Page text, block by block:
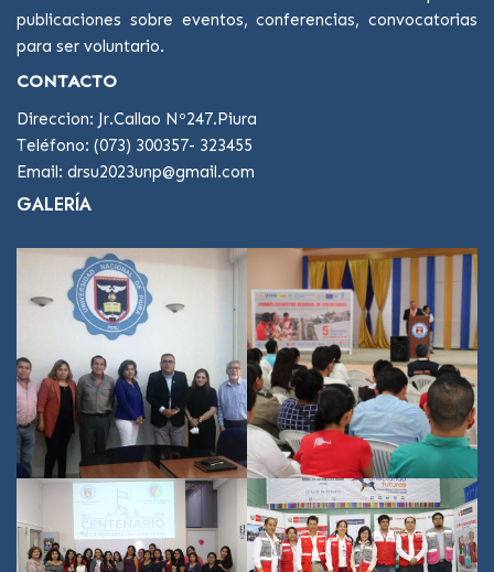
publicaciones sobre eventos, conferencias, convocatorias
para ser voluntario.
CONTACTO
Direccion: Jr.Callao Nº247.Piura
Teléfono: (073) 300357- 323455
Email: drsu2023unp@gmail.com
GALERÍA